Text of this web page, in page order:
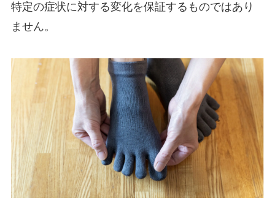
特定の症状に対する変化を保証するものではあり
ません。